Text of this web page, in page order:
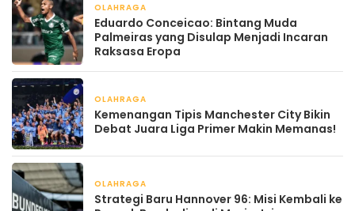
OLAHRAGA
Eduardo Conceicao: Bintang Muda
Palmeiras yang Disulap Menjadi Incaran
Raksasa Eropa
OLAHRAGA
Kemenangan Tipis Manchester City Bikin
Debat Juara Liga Primer Makin Memanas!
OLAHRAGA
Strategi Baru Hannover 96: Misi Kembali ke